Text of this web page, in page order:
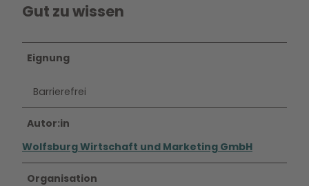
Gut zu wissen
Eignung
Barrierefrei
Autor:in
Wolfsburg Wirtschaft und Marketing GmbH
Organisation